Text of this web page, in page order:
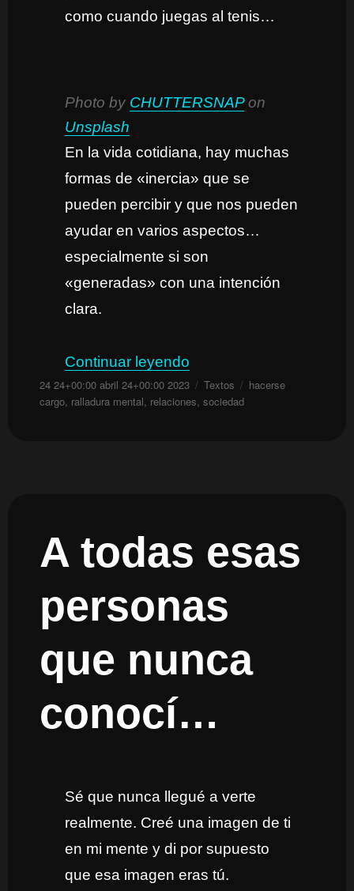
como cuando juegas al tenis…
Photo by CHUTTERSNAPon
Unsplash
En la vida cotidiana, hay muchas
formas de «inercia» que se
pueden percibir y que nos pueden
ayudar en varios aspectos…
especialmente si son
«generadas» con una intención
clara.
Continuar leyendo
Publicado
el
24 24+00:00 abril 24+00:00 2023 Categorías
Textos Etiquetas
hacerse
cargo, ralladura mental, relaciones, sociedad
A todas esas
personas
que nunca
conocí…
Sé que nunca llegué a verte
realmente. Creé una imagen de ti
en mi mente y di por supuesto
que esa imagen eras tú.